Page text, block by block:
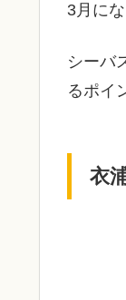
3月に
シーバ
るポイ
衣